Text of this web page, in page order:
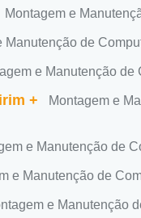
Montagem e
Manutenção de
e Manutenção
+
Montagem e
e Manutenção de
e Manutenção de
e Manutenção